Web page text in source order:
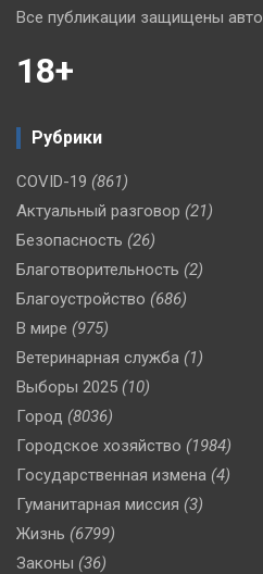
Все публикации защищены
18+
Рубрики
COVID-19 (861)
Актуальный разговор (21)
Безопасность (26)
Благотворительность (2)
Благоустройство (686)
В мире (975)
Ветеринарная служба (1)
Выборы 2025 (10)
Город (8036)
Городское хозяйство (1984)
Государственная измена (4)
Гуманитарная миссия (3)
Жизнь (6799)
Законы (36)